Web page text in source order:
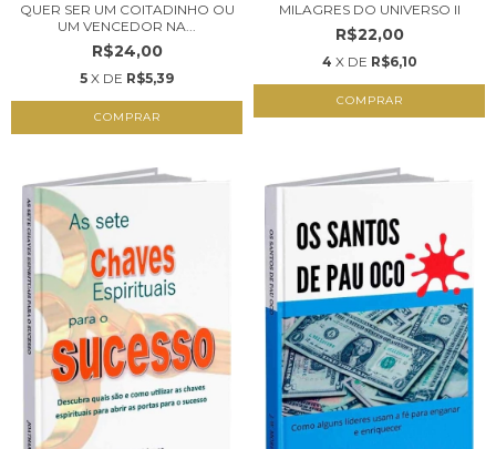
QUER SER UM COITADINHO OU
UM VENCEDOR NA...
R$24,00
5 X DE R$5,39
COMPRAR
MILAGRES DO UNIVERSO II
R$22,00
4 X DE R$6,10
COMPRAR